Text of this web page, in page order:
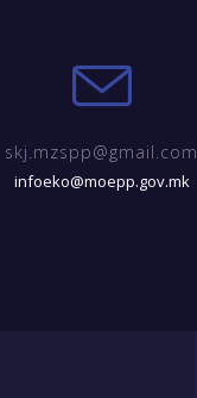
skj.mzspp@gmail.com
infoeko@moepp.gov.mk